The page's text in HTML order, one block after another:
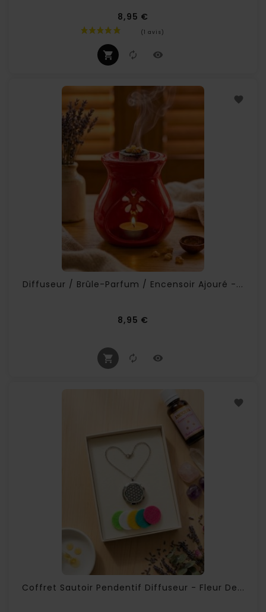
8,95 €
Diffuseur / Brûle-Parfum / Encensoir Ajouré -...
8,95 €
Coffret Sautoir Pendentif Diffuseur - Fleur De...